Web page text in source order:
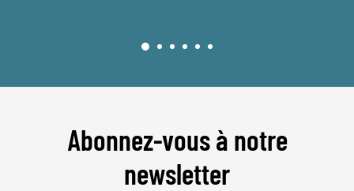
Abonnez-vous à notre
newsletter